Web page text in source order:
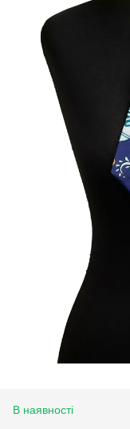
В наявності